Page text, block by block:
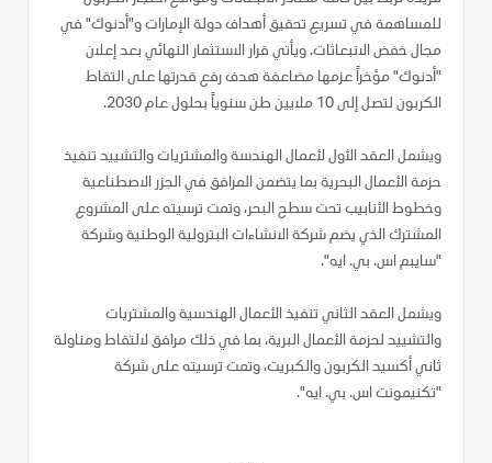
للمساهمة في تسريع تحقيق أهداف دولة الإمارات و"أدنوك" في
مجال خفض الانبعاثات. ويأتي قرار الاستثمار النهائي بعد إعلان
"أدنوك" مؤخراً عزمها مضاعفة هدف رفع قدرتها على التقاط
الكربون لتصل إلى 10 ملايين طن سنوياً بحلول عام 2030.
ويشمل العقد الأول لأعمال الهندسة والمشتريات والتشييد تنفيذ
حزمة الأعمال البحرية بما يتضمن المرافق في الجزر الاصطناعية
وخطوط الأنابيب تحت سطح البحر، وتمت ترسيته على المشروع
المشترك الذي يضم شركة الانشاءات البترولية الوطنية وشركة
"سايبم اس. بي. ايه".
ويشمل العقد الثاني تنفيذ الأعمال الهندسية والمشتريات
والتشييد لحزمة الأعمال البرية، بما في ذلك مرافق لالتقاط ومناولة
ثاني أكسيد الكربون والكبريت، وتمت ترسيته على شركة
"تكنيمونت اس. بي. ايه".